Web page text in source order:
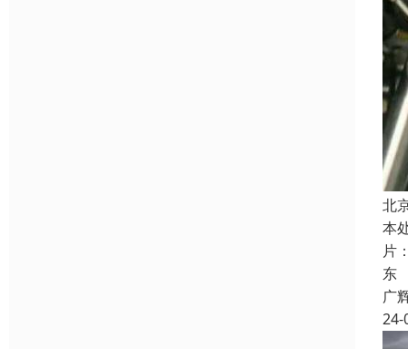
北
本
片
东
广
24-